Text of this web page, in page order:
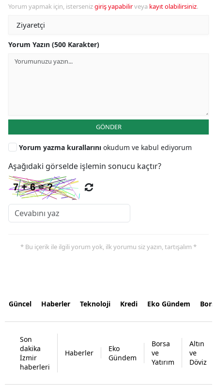
Yorum yapmak için, istersenizgiriş yapabilirveya kayıt olabilirsiniz.
Yorum Yazın (500 Karakter)
GÖNDER
Yorum yazma kurallarını okudum ve kabul ediyorum
Aşağıdaki görselde işlemin sonucu kaçtır?
* Bu içerik ile ilgili yorum yok, ilk yorumu siz yazın, tartışalım *
Güncel Haberler Teknoloji Kredi Eko Gündem
Son
dakika
İzmir
haberleri
Haberler
Eko
Gündem
Borsa
ve
Yatırım
Altın
ve
Döviz